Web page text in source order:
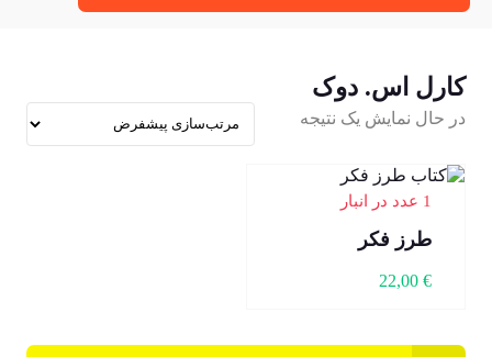
کارل اس. دوک
در حال نمایش یک نتیجه
1 عدد در انبار
طرز فکر
22,00 €